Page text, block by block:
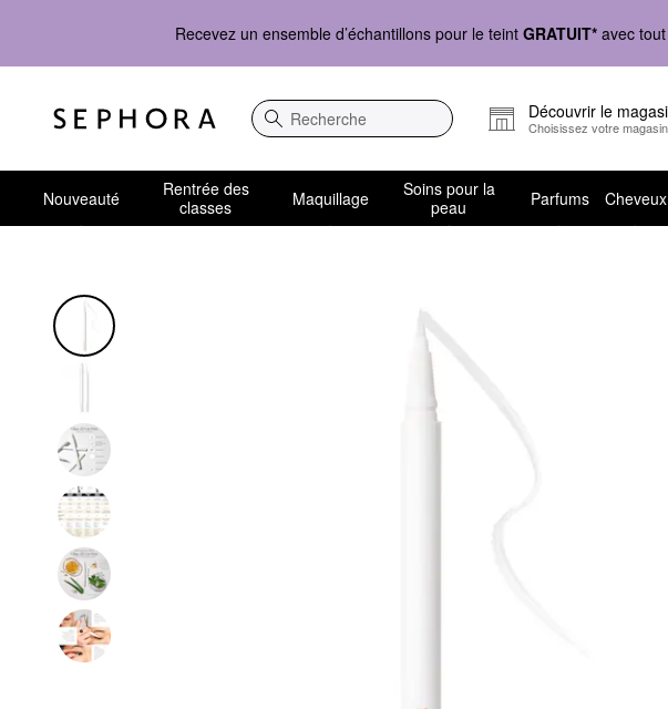
Recevez un ensemble d’échantillons pour le teint GRATUIT* avec
Recherche
Découvrir le
Choisissez votre
Nouveauté
Rentrée des
classes
Maquillage
Soins pour la
peau
Parfums Cheveux